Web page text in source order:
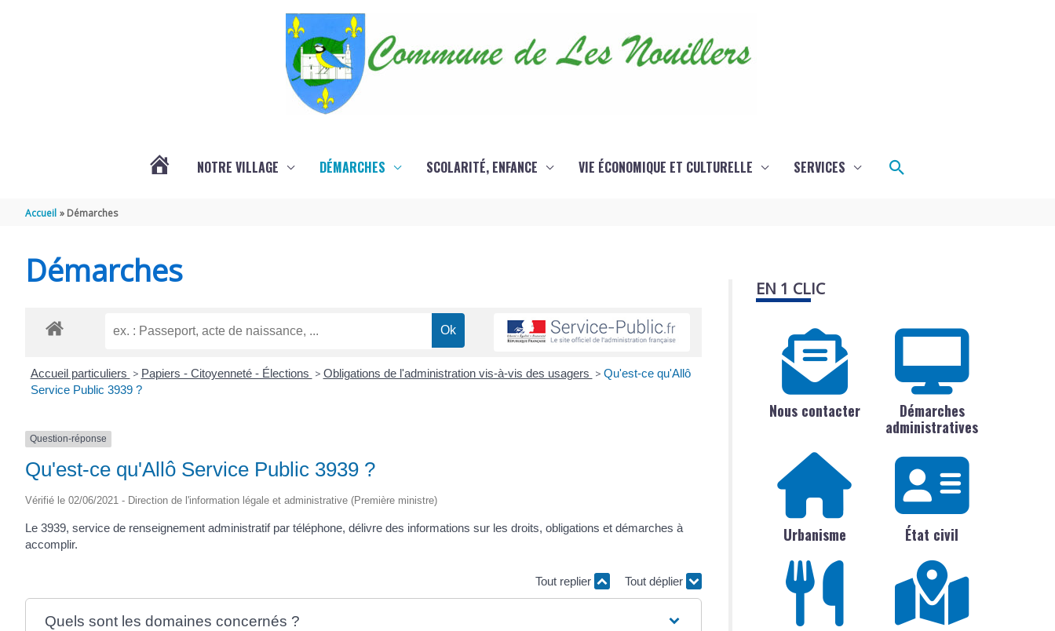
NOTRE VILLAGE DÉMARCHES SCOLARITÉ, ENFANCE VIE ÉCONOMIQUE ET CULTURELLE SERVICES Rechercher
Accueil Démarches
Démarches
Accueil particuliers > Papiers - Citoyenneté - Élections > Obligations de l'administration vis-à-vis des usagers > Qu'est-ce qu'Allô
Service Public 3939 ?
Question-réponse
Qu'est-ce qu'Allô Service Public 3939 ?
Vérifié le 02/06/2021 - Direction de l'information légale et administrative (Première ministre)
Le 3939, service de renseignement administratif par téléphone, délivre des informations sur les droits, obligations et démarches à
accomplir.
Tout replier Tout déplier
Quels sont les domaines concernés ?
EN 1 CLIC
Nous contacter
Démarches
administratives
Urbanisme État civil